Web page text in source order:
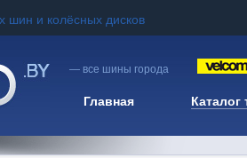
шин и колёсных дисков
— все шины города
Главная Каталог